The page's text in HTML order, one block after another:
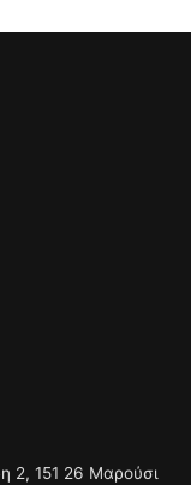
2, 151 26 Μαρούσι